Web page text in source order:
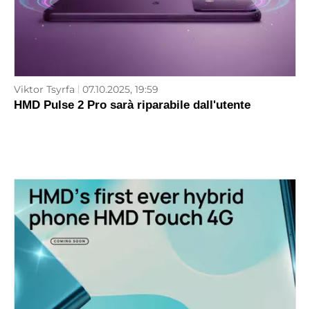
Viktor Tsyrfa 07.10.2025, 19:59
HMD Pulse 2 Pro sarà riparabile dall'utente